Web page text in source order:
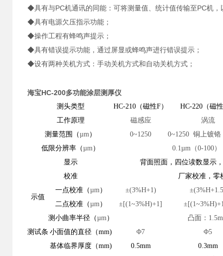
◆具有与PC机通讯的同能：可将测量值、统计值传输至PC机
◆具有电源欠压指示功能；
◆操作工程有蜂鸣声提示；
◆具有错误提示功能，通过屏显或蜂鸣声进行错误提示；
◆设有两种关机方式：手动关机方式和自动关机方式；
海宝HC-200多功能涂层测厚仪
测头类型 HC-210（磁性F）
HC-220（磁
工作原理
磁感应
涡流
测量范围（µm） 0~1250
0~1250 铜上镀铬
低限分辨率（µm）
0.1µm（0-100）
显示
背面照面，四位读数显示
校准
厂家校准，零
示值
一点校准（µm） ±(3%H+1)
二点校准（µm） ±[(1~3%H)+1]
测试条
测小曲率半径（µm）
凸面：
小面值的直径（mm)
Φ7
Φ5
基体临界厚度（mm)
0.5mm 0.3mm